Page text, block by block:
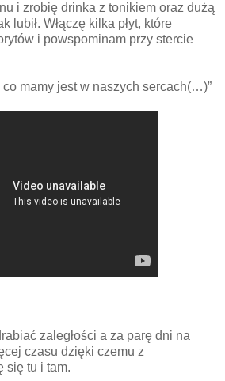
i zrobię drinka z tonikiem oraz dużą
lubił. Włączę kilka płyt, które
i powspominam przy stercie
mamy jest w naszych sercach(…)”
zaległości a za parę dni na
czasu dzięki czemu z
się tu i tam.